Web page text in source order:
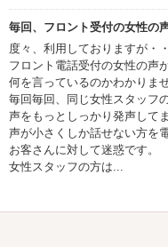
毎回、フロント受付の女性の
度々、利用しておりますが・・
フロント電話受付の女性の声
何を言っているのかわかりま
毎回毎回、同じ女性スタッフ
声をもっとしっかり発声して
声が小さくしか話せない方を
お客さんに対して迷惑です。
女性スタッフの方は...